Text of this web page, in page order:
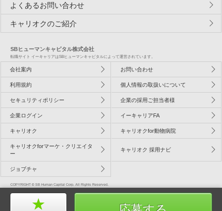
よくあるお問い合わせ
キャリオクのご紹介
SBヒューマンキャピタル株式会社
転職サイト イーキャリアはSBヒューマンキャピタルによって運営されています。
会社案内 お問い合わせ
利用規約 個人情報の取扱いについて
セキュリティポリシー 企業の採用ご担当者様
企業ログイン イーキャリアFA
キャリオク キャリオクfor動物病院
キャリオクforマーケ・クリエイタ
ー
キャリオク 採用ナビ
ジョブチャ
COPYRIGHT © SB Human Capital Corp. All Rights Reserved.